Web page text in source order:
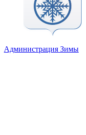
Администрация Зимы